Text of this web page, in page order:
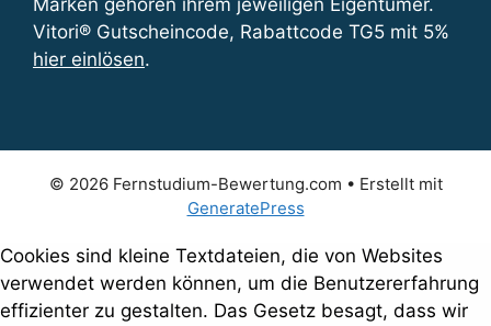
Marken gehören ihrem jeweiligen Eigentümer.
Vitori® Gutscheincode, Rabattcode TG5 mit 5%
hier einlösen.
© 2026 Fernstudium-Bewertung.com • Erstellt mit
GeneratePress
Cookies sind kleine Textdateien, die von Websites
verwendet werden können, um die Benutzererfahrung
effizienter zu gestalten. Das Gesetz besagt, dass wir